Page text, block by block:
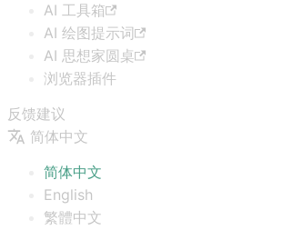
AI 工具箱
AI 绘图提示词
AI 思想家圆桌
浏览器插件
反馈建议
简体中文
简体中文
English
繁體中文